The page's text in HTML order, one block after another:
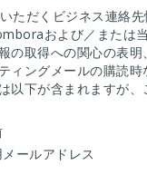
ただくビジネス連絡
および／または
の取得への関心の表
ィングメールの購読時
以下が含まれますが、
ールアドレス